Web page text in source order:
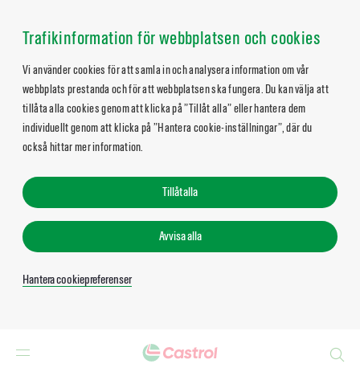
Trafikinformation för webbplatsen och cookies
Vi använder cookies för att samla in och analysera information om vår
webbplats prestanda och för att webbplatsen ska fungera. Du kan välja att
tillåta alla cookies genom att klicka på ”Tillåt alla” eller hantera dem
individuellt genom att klicka på ”Hantera cookie-inställningar”, där du
också hittar mer information.
Tillåt alla
Avvisa alla
Hantera cookiepreferenser